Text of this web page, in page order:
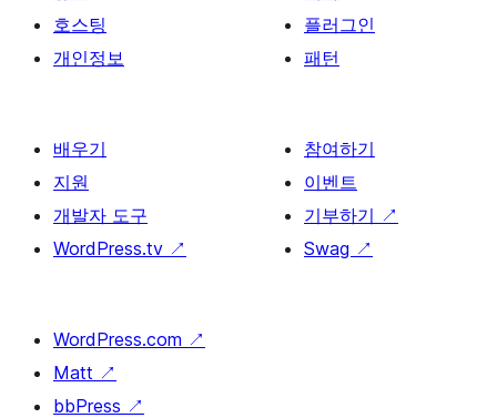
호스팅
개인정보
플러그인
패턴
배우기
지원
개발자 도구
WordPress.tv ↗
참여하기
이벤트
기부하기 ↗
Swag ↗
WordPress.com ↗
Matt ↗
bbPress ↗